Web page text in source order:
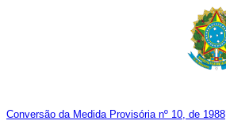
Conversão da Medida Provisória nº 10, de 1988